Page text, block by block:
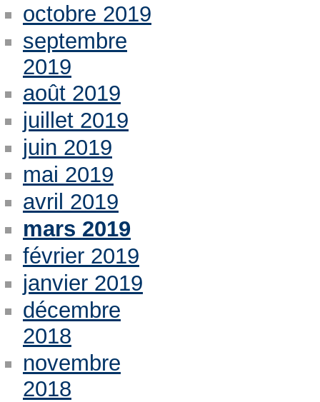
octobre 2019
septembre
2019
août 2019
juillet 2019
juin 2019
mai 2019
avril 2019
mars 2019
février 2019
janvier 2019
décembre
2018
novembre
2018